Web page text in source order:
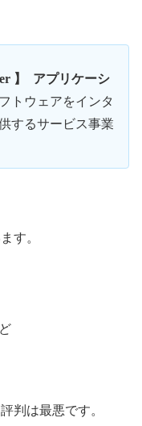
】 アプリケーシ
トウェアをインタ
するサービス事業
す。
判は最悪です。